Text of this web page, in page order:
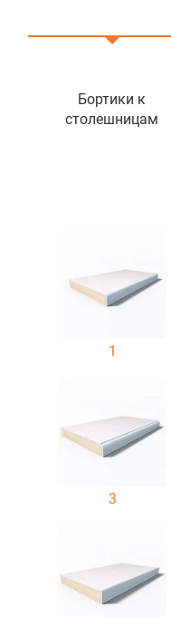
Бортики к
столешницам
1
3